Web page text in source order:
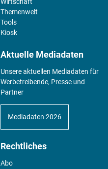
Themenwelt
Tools
Kiosk
Aktuelle Mediadaten
Unsere aktuellen Mediadaten für
Werbetreibende, Presse und
Partner
Mediadaten 2026
Rechtliches
Abo